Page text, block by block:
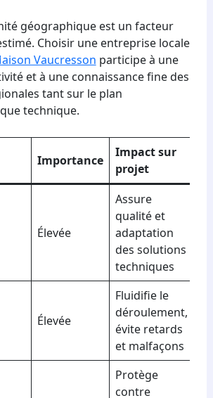
géographique est un facteur
Choisir une entreprise locale
Vaucresson participe à une
et à une connaissance fine des
tant sur le plan
technique.
Importance
Impact sur
projet
Élevée
Assure
qualité et
adaptation
des solutions
techniques
Élevée
Fluidifie le
déroulement,
évite retards
et malfaçons
Protège
contre